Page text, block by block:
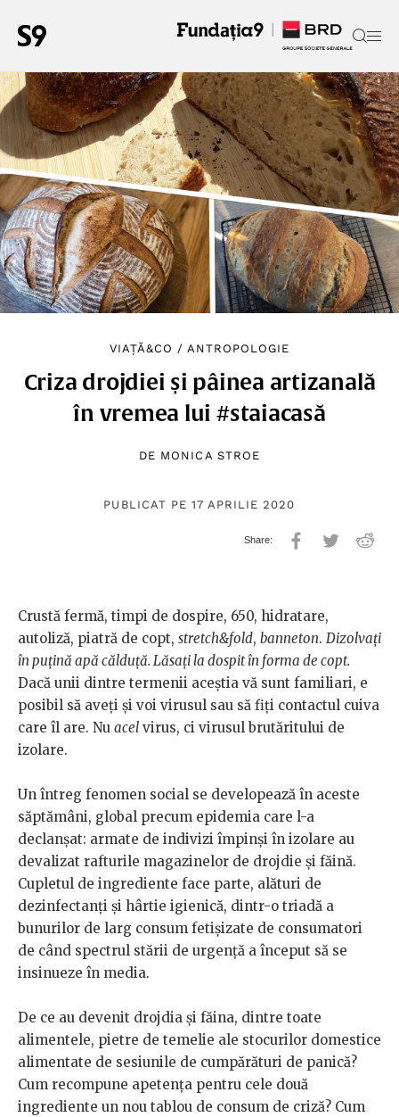
VIAȚĂ&CO / ANTROPOLOGIE
Criza drojdiei și pâinea artizanală
în vremea lui #staiacasă
DE MONICA STROE
PUBLICAT PE 17 APRILIE 2020
Crustă fermă, timpi de dospire, 650, hidratare,
autoliză, piatră de copt, stretch&fold, banneton. Dizolvați
în puțină apă călduță. Lăsați la dospit în forma de copt.
Dacă unii dintre termenii aceștia vă sunt familiari, e
posibil să aveți și voi virusul sau să fiți contactul cuiva
care îl are. Nu acel virus, ci virusul brutăritului de
izolare.
Un întreg fenomen social se developează în aceste
săptămâni, global precum epidemia care l-a
declanșat: armate de indivizi împinși în izolare au
devalizat rafturile magazinelor de drojdie și făină.
Cupletul de ingrediente face parte, alături de
dezinfectanți și hârtie igienică, dintr-o triadă a
bunurilor de larg consum fetișizate de consumatori
de când spectrul stării de urgență a început să se
insinueze în media.
De ce au devenit drojdia și făina, dintre toate
alimentele, pietre de temelie ale stocurilor domestice
alimentate de sesiunile de cumpărături de panică?
Cum recompune apetența pentru cele două
ingrediente un nou tablou de consum de criză? Cum